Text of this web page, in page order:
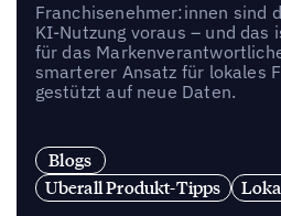
Franchisenehmer:innen sind
KI-Nutzung voraus – und das
für das
smarterer Ansatz für lokales
gestützt auf neue Daten.
Blogs
Uberall Produkt-Tipps